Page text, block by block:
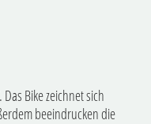
Bike zeichnet sich
beeindrucken die